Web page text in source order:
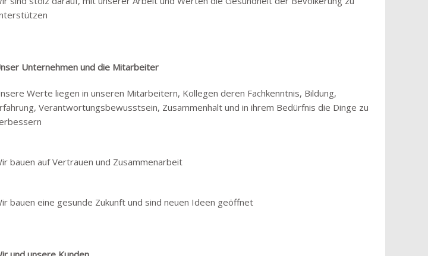
Unternehmen und die Mitarbeiter
Werte liegen in unseren Mitarbeitern, Kollegen deren Fachkenntnis, Bildung,
Verantwortungsbewusstsein, Zusammenhalt und in ihrem Bedürfnis die Dinge zu
bauen auf Vertrauen und Zusammenarbeit
bauen eine gesunde Zukunft und sind neuen Ideen geöffnet